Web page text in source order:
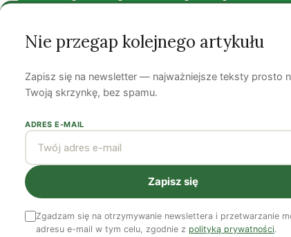
Trzeci Komitet
ONZ
27 listopada 2018
Nie przegap kolejnego artykułu
Zapisz się na newsletter — najważniejsze teksty prosto
Twoją skrzynkę, bez spamu.
ADRES E-MAIL
Zapisz się
Zgadzam się na otrzymywanie newslettera i przetwarzanie
adresu e-mail w tym celu, zgodnie z polityką prywatności.